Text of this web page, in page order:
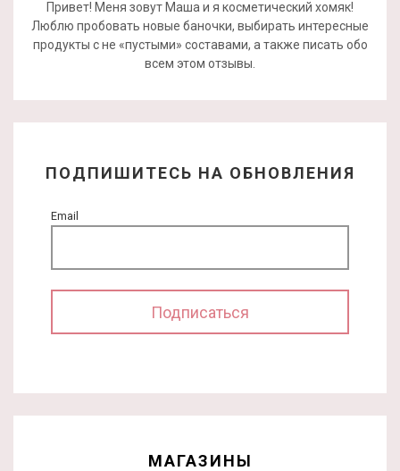
Привет! Меня зовут Маша и я косметический хомяк!
Люблю пробовать новые баночки, выбирать интересные
продукты с не «пустыми» составами, а также писать обо
всем этом отзывы.
ПОДПИШИТЕСЬ НА ОБНОВЛЕНИЯ
Email
МАГАЗИНЫ